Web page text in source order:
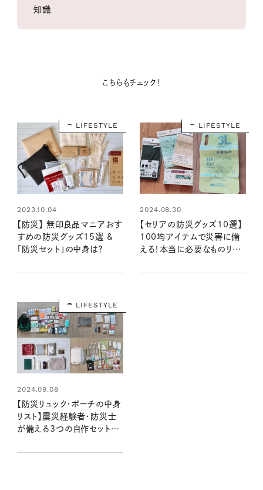
知識
こちらもチェック！
LIFESTYLE
2023.10.04
【防災】 無印良品マニアおす
すめの防災グッズ15選 &
「防災セット」の中身は？
LIFESTYLE
2024.08.30
【セリアの防災グッズ10選】
100均アイテムで災害に備
える！本当に必要なものリス
の『本当にいいもの』第11回
LIFESTYLE
2024.09.08
【防災リュック・ポーチの中身
リスト】震災経験者・防災士
が備える3つの自作セット。
いざというときの味方に